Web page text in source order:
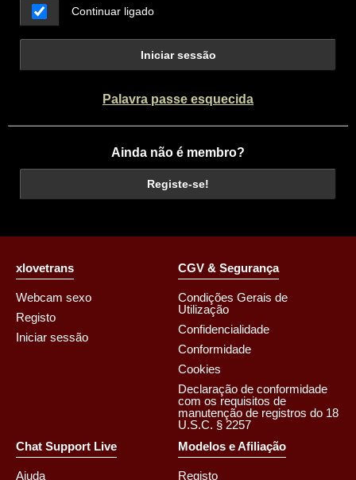
Continuar ligado
Iniciar sessão
Palavra passe esquecida
Ainda não é membro?
Registe-se!
xlovetrans
Webcam sexo
Registo
Iniciar sessão
CGV & Segurança
Condições Gerais de
Utilização
Confidencialidade
Conformidade
Cookies
Declaração de conformidade
com os requisitos de
manutenção de registros do 18
U.S.C. § 2257
Chat Support Live
Ajuda
Modelos e Afiliação
Registo